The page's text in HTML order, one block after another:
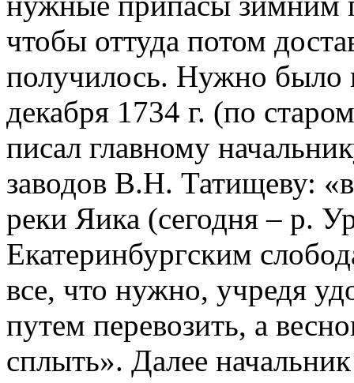
чтобы оттуда потом
получилось. Нужно было
декабря 1734 г. (по
писал главному
заводов В.Н. Татищеву:
реки Яика (сегодня – р.
Екатеринбургским
все, что нужно, учредя
путем перевозить, а
сплыть». Далее